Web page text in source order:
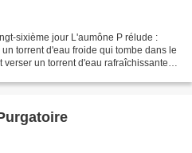
sixième jour L'aumône P rélude :
torrent d'eau froide qui tombe dans le
un torrent d'eau rafraîchissante